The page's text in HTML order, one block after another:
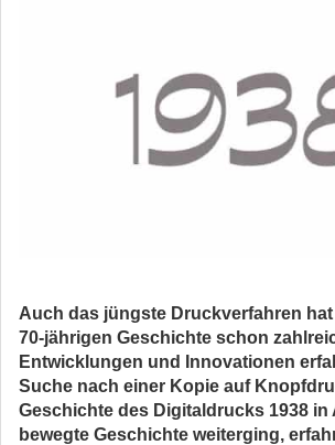
Auch das jüngste Druckverfahren
70-jährigen Geschichte schon
Entwicklungen und Innovationen
Suche nach einer Kopie auf
Geschichte des Digitaldrucks 1938 in
bewegte Geschichte weiterging,